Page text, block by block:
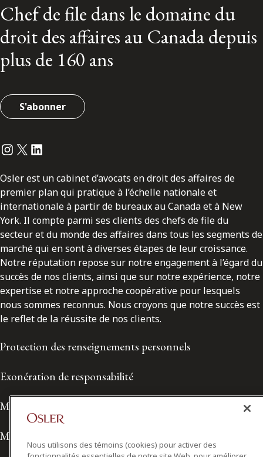
Chef de file dans le domaine du
droit des affaires au Canada depuis
plus de 160 ans
S'abonner
Instagram
Twitter
LinkedIn
Osler est un cabinet d’avocats en droit des affaires de
premier plan qui pratique à l’échelle nationale et
internationale à partir de bureaux au Canada et à New
York. Il compte parmi ses clients des chefs de file du
secteur et du monde des affaires dans tous les segments de
marché qui en sont à diverses étapes de leur croissance.
Notre réputation repose sur notre engagement à l’égard du
succès de nos clients, ainsi que sur notre expérience, notre
expertise et notre approche coopérative pour lesquels
nous sommes reconnus. Nous croyons que notre succès est
le reflet de la réussite de nos clients.
Protection des renseignements personnels
Exonération de responsabilité
Modalités de prestation de services
Modalités d'utilisation
Nous utilisons des témoins (cookies) pour activer des